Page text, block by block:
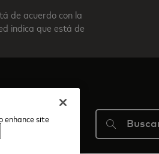
de acuerdo con la
indica que está de
Ayuda
enhance site